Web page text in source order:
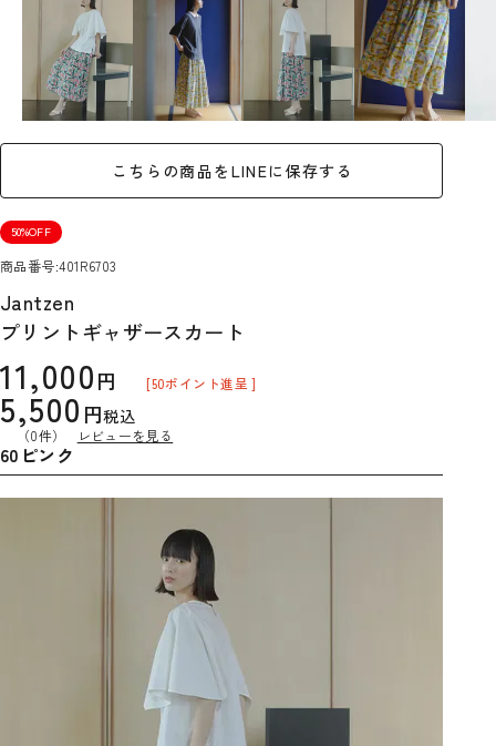
こちらの商品をLINEに保存する
50%OFF
商品番号 401R6703
Jantzen
プリントギャザースカート
11,000
5,500 税込
[50ポイント進呈 ]
（0件） レビューを見る
60ピンク